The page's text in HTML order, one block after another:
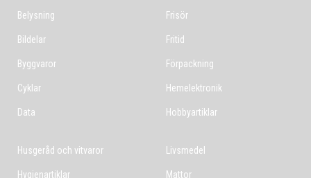
Belysning
Bildelar
Byggvaror
Cyklar
Data
Frisör
Fritid
Förpackning
Hemelektronik
Hobbyartiklar
Husgeråd och vitvaror
Hygienartiklar
Livsmedel
Mattor